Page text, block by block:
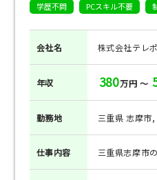
学歴不問
PCスキル不要
会社名 株式会社テレ
年収 380万円 ～
勤務地 三重県 志摩市,
仕事内容 三重県志摩市